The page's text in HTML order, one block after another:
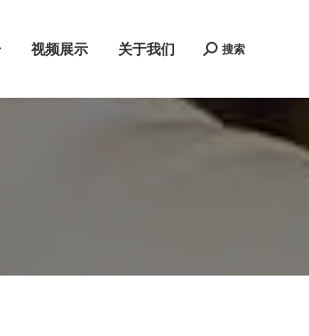
视频展示 关于我们 Search:
搜索